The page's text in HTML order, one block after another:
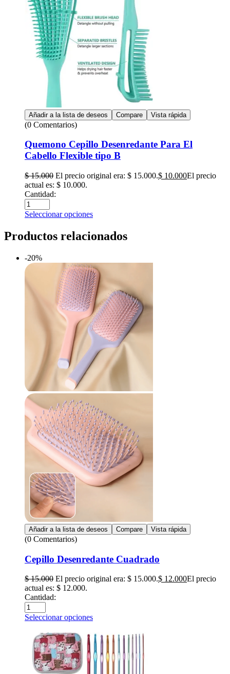
Añadir a la lista de deseos Compare Vista rápida
(0 Comentarios)
Quemono Cepillo Desenredante Para El
Cabello Flexible tipo B
$15.000 El precio original era: $ 15.000.$ 10.000El precio
actual es: $ 10.000.
Cantidad:
Seleccionar opciones
Productos relacionados
-20%
Añadir a la lista de deseos Compare Vista rápida
(0 Comentarios)
Cepillo Desenredante Cuadrado
$15.000 El precio original era: $ 15.000.$ 12.000El precio
actual es: $ 12.000.
Cantidad:
Seleccionar opciones